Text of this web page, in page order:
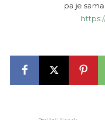
pa je